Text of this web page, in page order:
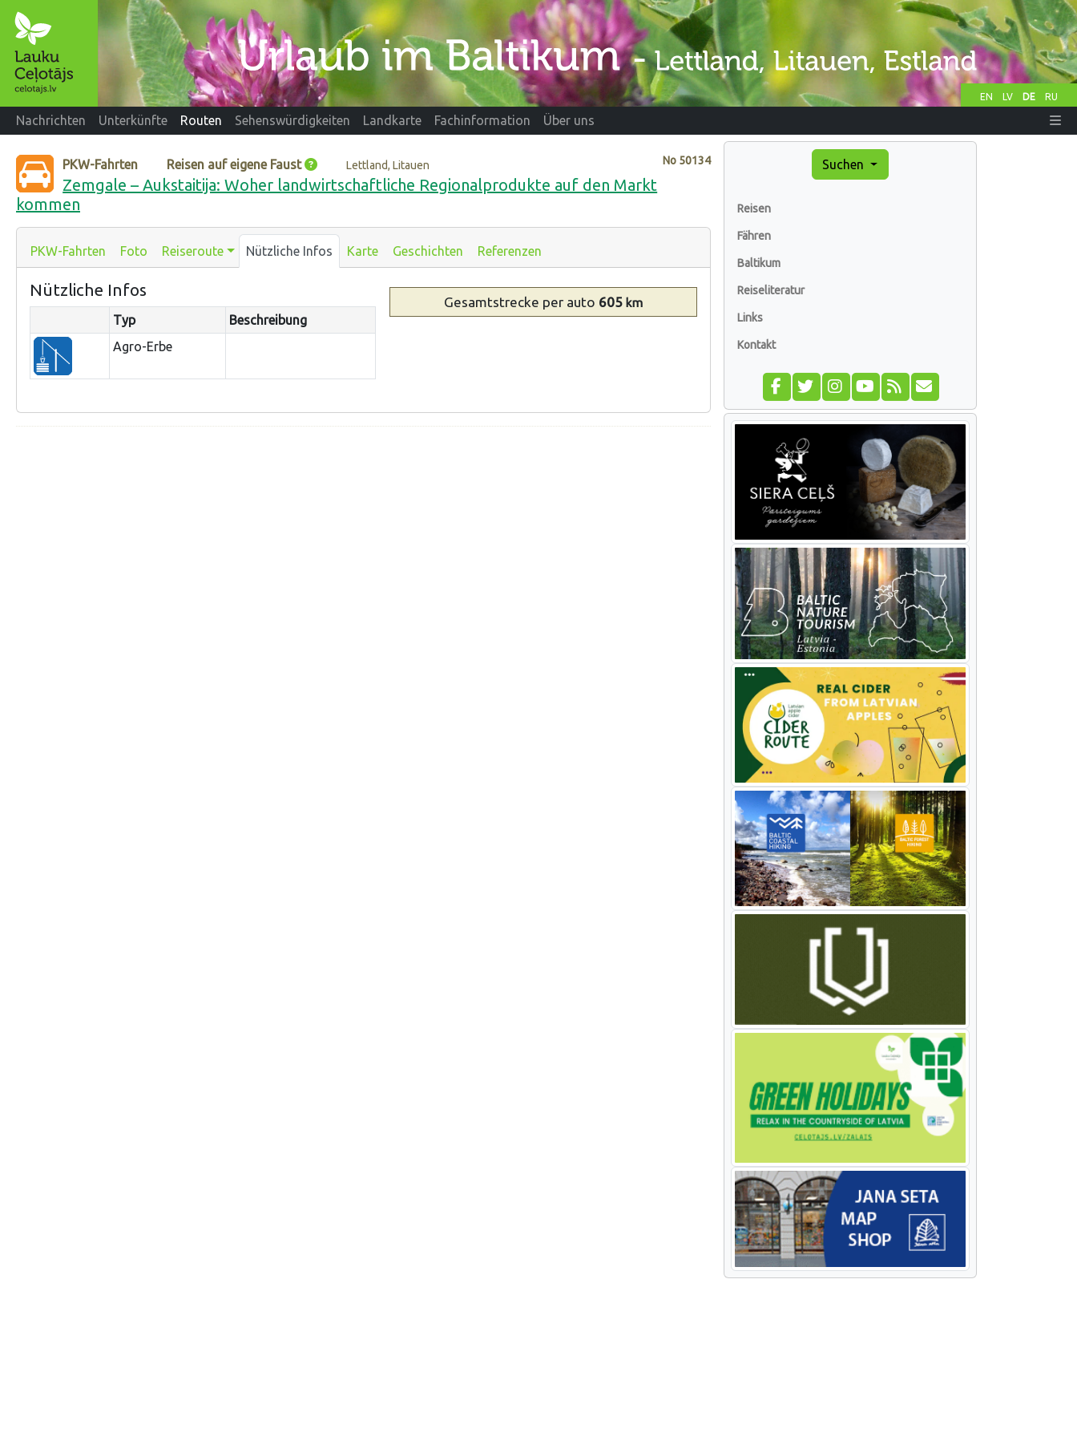
EN LV DE RU
Nachrichten Unterkünfte Routen Sehenswürdigkeiten Landkarte Fachinformation Über uns
No 50134
PKW-Fahrten Reisen auf eigene Faust Lettland, Litauen
Zemgale – Aukstaitija: Woher landwirtschaftliche Regionalprodukte auf den Markt
kommen
PKW-Fahrten Foto Reiseroute Nützliche Infos Karte Geschichten Referenzen
Nützliche Infos
Gesamtstrecke per auto 605km
Typ
Beschreibung
Agro-Erbe
Suchen
Reisen
Fähren
Baltikum
Reiseliteratur
Links
Kontakt